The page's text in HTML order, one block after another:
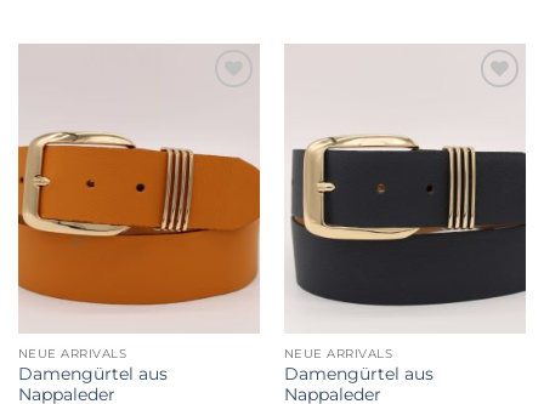
NEUE ARRIVALS
Damengürtel aus
Nappaleder
NEUE ARRIVALS
Damengürtel aus
Nappaleder